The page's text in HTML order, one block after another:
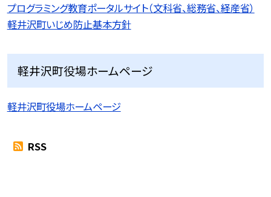
プログラミング教育ポータルサイト（文科省、総務省、経産省）
軽井沢町いじめ防止基本方針
軽井沢町役場ホームページ
軽井沢町役場ホームページ
RSS